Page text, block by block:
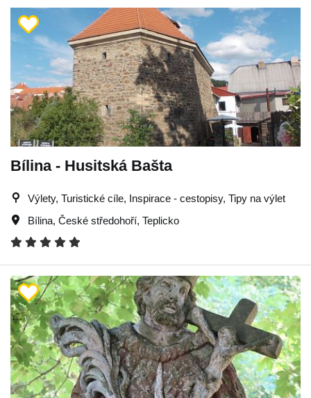
Bílina - Husitská Bašta
Výlety, Turistické cíle, Inspirace - cestopisy, Tipy na výlet
Bílina, České středohoří, Teplicko